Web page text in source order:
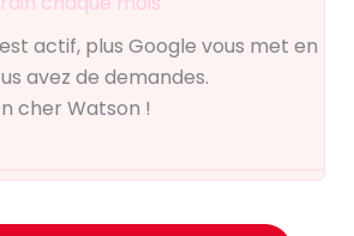
actif, plus Google vous met en
avez de demandes.
cher Watson !